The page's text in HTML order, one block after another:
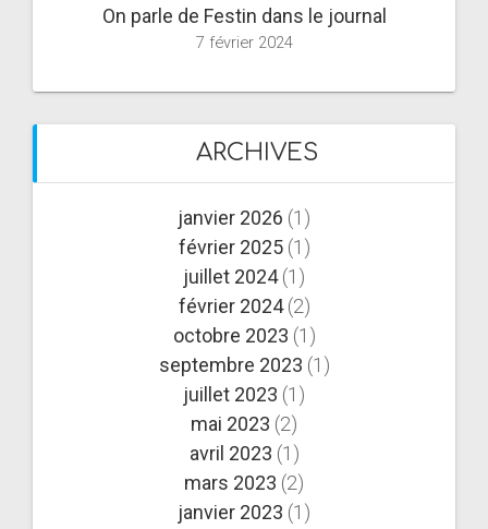
On parle de Festin dans le journal
7 février 2024
ARCHIVES
janvier 2026 (1)
février 2025(1)
juillet 2024(1)
février 2024(2)
octobre 2023 (1)
septembre 2023 (1)
juillet 2023 (1)
mai 2023 (2)
avril 2023 (1)
mars 2023 (2)
janvier 2023 (1)